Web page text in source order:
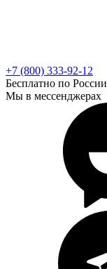
+7 (800) 333-92-12
Бесплатно по России
Мы в мессенджерах